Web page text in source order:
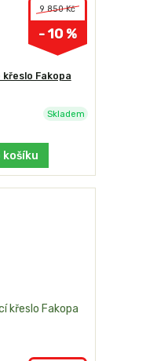
9 850 Kč
- 10 %
Fakopa
Skladem
košíku